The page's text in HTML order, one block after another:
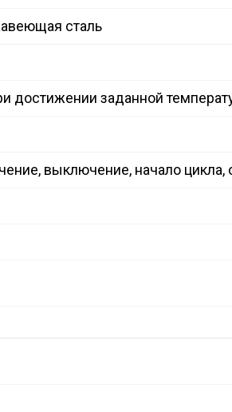
сталь
достижении заданной
выключение, начало цикла,